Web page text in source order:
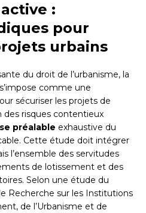
:
pour
urbains
du droit de l’urbanisme, la
s’impose comme une
sécuriser les projets de
des risques contentieux
préalable exhaustive du
Cette étude doit intégrer
l’ensemble des servitudes
de lotissement et des
Selon une étude du
Recherche sur les Institutions
de l’Urbanisme et de